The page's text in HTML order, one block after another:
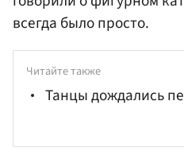
всегда было просто.
Читайте также
Танцы дождались